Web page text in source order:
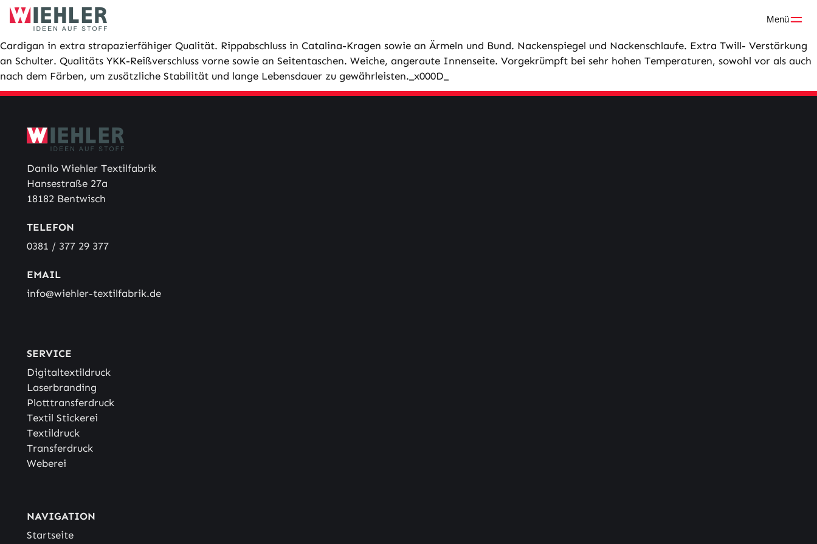
Skip
Menü
Cardigan in extra strapazierfähiger Qualität. Rippabschluss in Catalina-Kragen sowie an Ärmeln und Bund. Nackenspiegel und Nackenschlaufe. Extra Twill- Verstärkung
an Schulter. Qualitäts YKK-Reißverschluss vorne sowie an Seitentaschen. Weiche, angeraute Innenseite. Vorgekrümpft bei sehr hohen Temperaturen, sowohl vor als auch
nach dem Färben, um zusätzliche Stabilität und lange Lebensdauer zu gewährleisten._x000D_
Danilo Wiehler Textilfabrik
Hansestraße 27a
18182 Bentwisch
TELEFON
0381 / 377 29 377
EMAIL
info@wiehler-textilfabrik.de
SERVICE
Digitaltextildruck
Laserbranding
Plotttransferdruck
Textil Stickerei
Textildruck
Transferdruck
Weberei
NAVIGATION
Startseite